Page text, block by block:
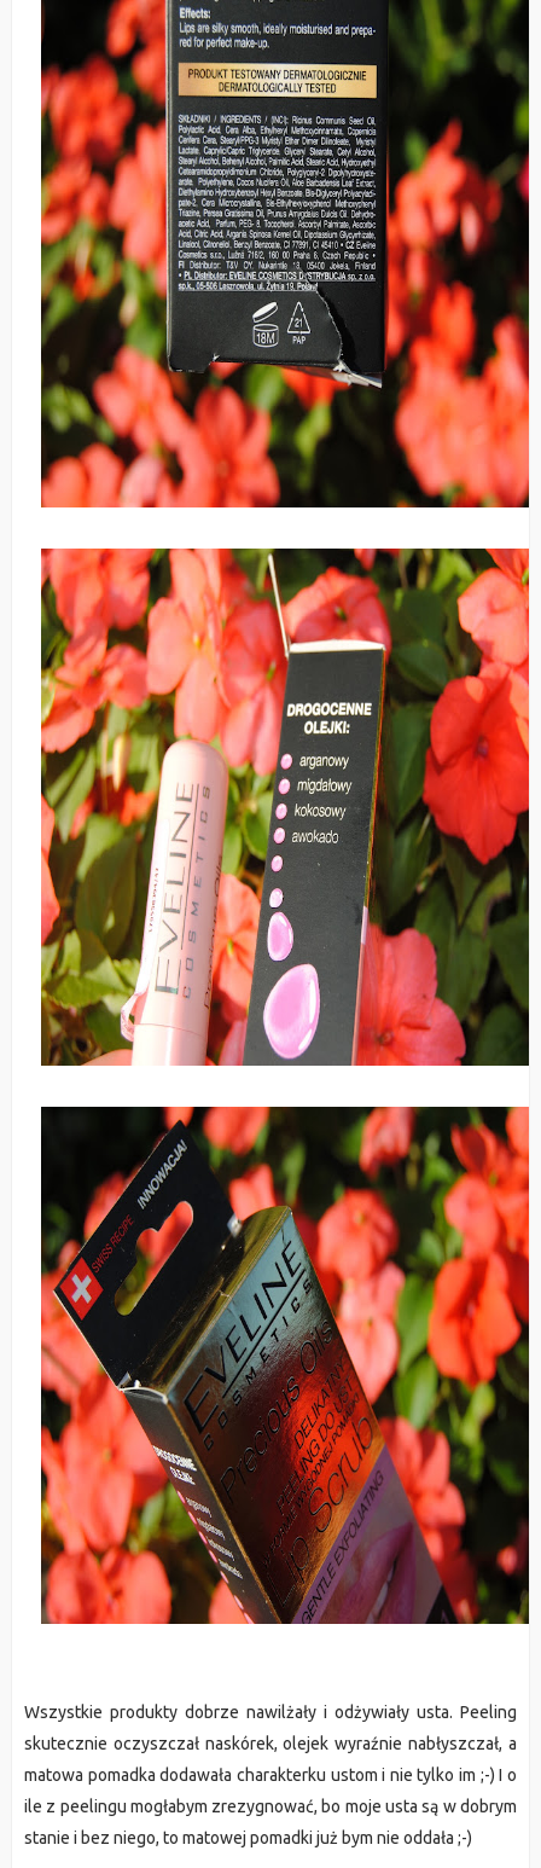
Wszystkie produkty dobrze nawilżały i odżywiały usta. Peeling
skutecznie oczyszczał naskórek, olejek wyraźnie nabłyszczał, a
matowa pomadka dodawała charakterku ustom i nie tylko im ;-) I o
ile z peelingu mogłabym zrezygnować, bo moje usta są w dobrym
stanie i bez niego, to matowej pomadki już bym nie oddała ;-)